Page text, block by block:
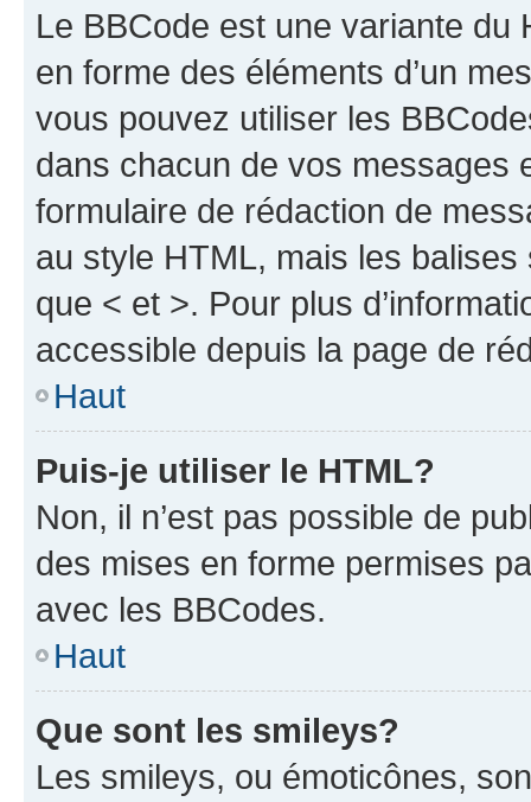
Le BBCode est une variante du
en forme des éléments d’un
vous pouvez utiliser les
dans chacun de vos messages
formulaire de rédaction de
au style HTML, mais les
que < et >. Pour plus
accessible depuis la page de
Haut
Puis-je utiliser le HTML?
Non, il n’est pas possible de
des mises en forme permises
avec les BBCodes.
Haut
Que sont les smileys?
Les smileys, ou émoticônes,